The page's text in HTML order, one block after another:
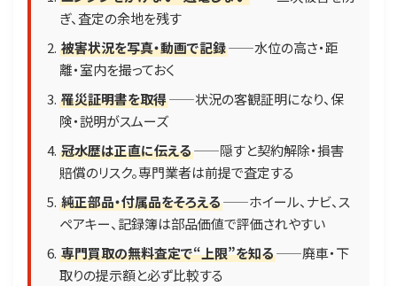
ぎ、査定の余地を残す
被害状況を写真・動画で記録——水位の高さ・距
離・室内を撮っておく
罹災証明書を取得——状況の客観証明になり、保
険・説明がスムーズ
冠水歴は正直に伝える——隠すと契約解除・損害
賠償のリスク。専門業者は前提で査定する
純正部品・付属品をそろえる——ホイール、ナビ、ス
ペアキー、記録簿は部品価値で評価されやすい
専門買取の無料査定で“上限”を知る——廃車・下
取りの提示額と必ず比較する